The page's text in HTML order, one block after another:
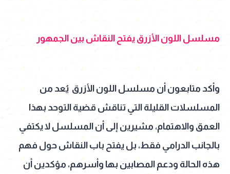
مسلسل اللون الأزرق يفتح النقاش بين الجمهور
وأكد متابعون أن مسلسل اللون الأزرق يُعد من
المسلسلات القليلة التي تناقش قضية التوحد بهذا
العمق والاهتمام، مشيرين إلى أن المسلسل لا يكتفي
بالجانب الدرامي فقط، بل يفتح باب النقاش حول فهم
هذه الحالة ودعم المصابين بها وأسرهم، مؤكدين أن